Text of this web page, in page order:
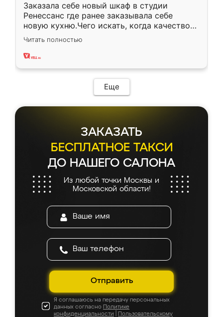
Заказала себе новый шкаф в студии
Ренессанс где ранее заказывала себе
новую кухню.Чего искать, когда качеством
вполне довольна. Служит кухня уже почти
два года, нареканий нет.
Читать полностью
Еще
ЗАКАЗАТЬ
БЕСПЛАТНОЕ ТАКСИ
ДО НАШЕГО САЛОНА
Из любой точки Москвы и
Московской области!
Отправить
Я соглашаюсь на передачу персональных
данных согласно Политике
конфиденциальности
Пользовательскому